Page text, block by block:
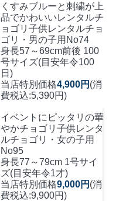
くすみブルーと刺繍が上
品でかわいいレンタルチ
ョゴリ 子供レンタルチョ
ゴリ・男の子用No74
身長57～69cm前後 100
号サイズ(目安年令100
日)
当店特別価格4,900円 (消
費税込:5,390円)
イベントにピッタリの華
やかチョゴリ 子供レンタ
ルチョゴリ・女の子用
No95
身長77～79cm 1号サイ
ズ(目安年令1才)
当店特別価格9,000円 (消
費税込:9,900円)